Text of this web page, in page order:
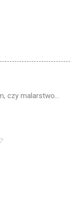
czy malarstwo...